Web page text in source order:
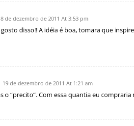
de dezembro de 2011 At 3:53 pm
disso!! A idéia é boa, tomara que
19 de dezembro de 2011 At 1:21 am
o “precito”. Com essa quantia eu compraria